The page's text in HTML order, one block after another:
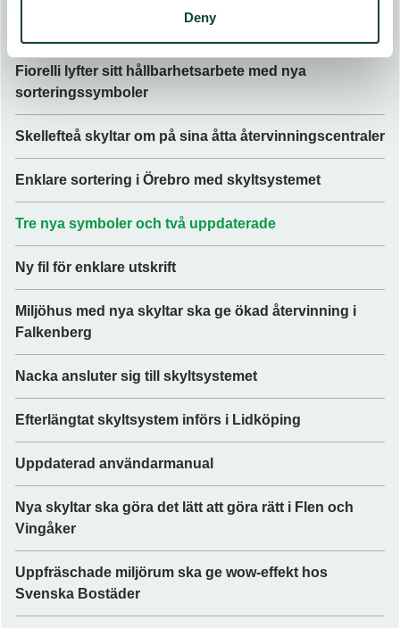
Deny
Broschyr och affisch översatt till ukrainska
Fiorelli lyfter sitt hållbarhetsarbete med nya
sorteringssymboler
Skellefteå skyltar om på sina åtta återvinningscentraler
Enklare sortering i Örebro med skyltsystemet
Tre nya symboler och två uppdaterade
Ny fil för enklare utskrift
Miljöhus med nya skyltar ska ge ökad återvinning i
Falkenberg
Nacka ansluter sig till skyltsystemet
Efterlängtat skyltsystem införs i Lidköping
Uppdaterad användarmanual
Nya skyltar ska göra det lätt att göra rätt i Flen och
Vingåker
Uppfräschade miljörum ska ge wow-effekt hos
Svenska Bostäder